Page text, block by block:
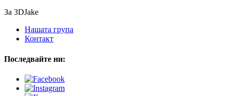
За 3DJake
Нашата група
Контакт
Последвайте ни: